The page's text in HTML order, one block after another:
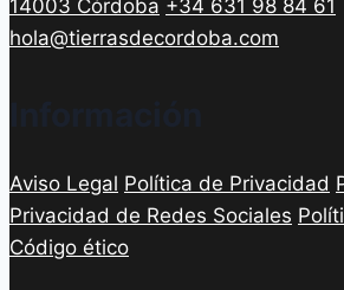
14003 Córdoba +34 631 98 84 61
hola@tierrasdecordoba.com
Aviso Legal Política de Privacidad
Privacidad de Redes Sociales
Código ético